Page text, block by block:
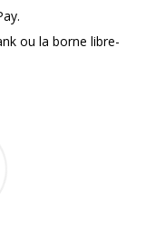
ou la borne libre-